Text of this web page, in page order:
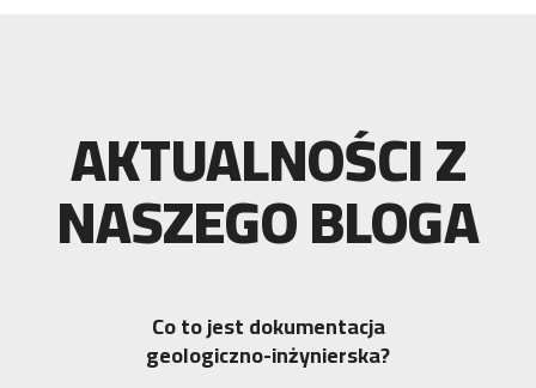
AKTUALNOŚCI Z
NASZEGO BLOGA
Co to jest dokumentacja
geologiczno-inżynierska?